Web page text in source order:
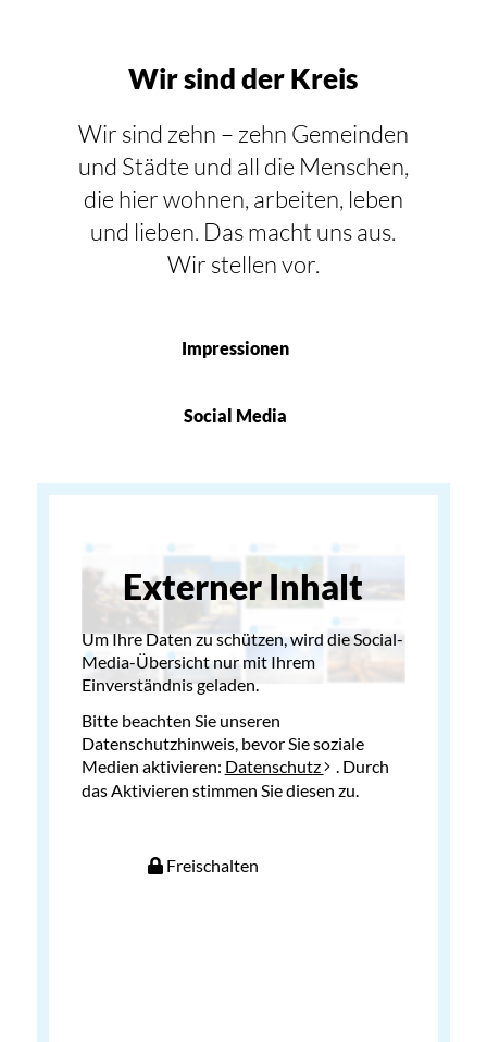
Wir sind der Kreis
Wir sind zehn – zehn Gemeinden
und Städte und all die Menschen,
die hier wohnen, arbeiten, leben
und lieben. Das macht uns aus.
Wir stellen vor.
Impressionen
Social Media
Externer Inhalt
Um Ihre Daten zu schützen, wird die Social-
Media-Übersicht nur mit Ihrem
Einverständnis geladen.
Bitte beachten Sie unseren
Datenschutzhinweis, bevor Sie soziale
Medien aktivieren: Datenschutz
. Durch
das Aktivieren stimmen Sie diesen zu.
Freischalten